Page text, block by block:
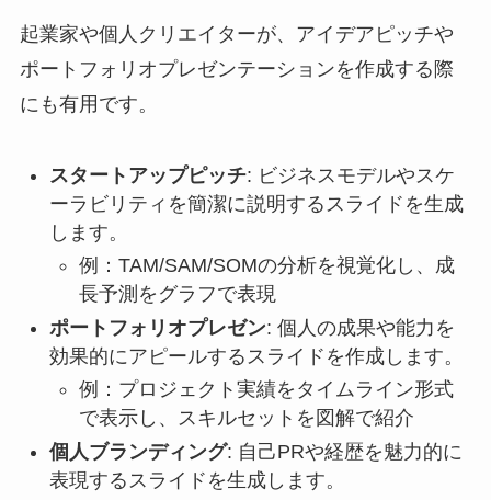
起業家や個人クリエイターが、アイデアピッチや
ポートフォリオプレゼンテーションを作成する際
にも有用です。
スタートアップピッチ: ビジネスモデルやスケ
ーラビリティを簡潔に説明するスライドを生成
します。
例：TAM/SAM/SOMの分析を視覚化し、成
長予測をグラフで表現
ポートフォリオプレゼン: 個人の成果や能力を
効果的にアピールするスライドを作成します。
例：プロジェクト実績をタイムライン形式
で表示し、スキルセットを図解で紹介
個人ブランディング: 自己PRや経歴を魅力的に
表現するスライドを生成します。